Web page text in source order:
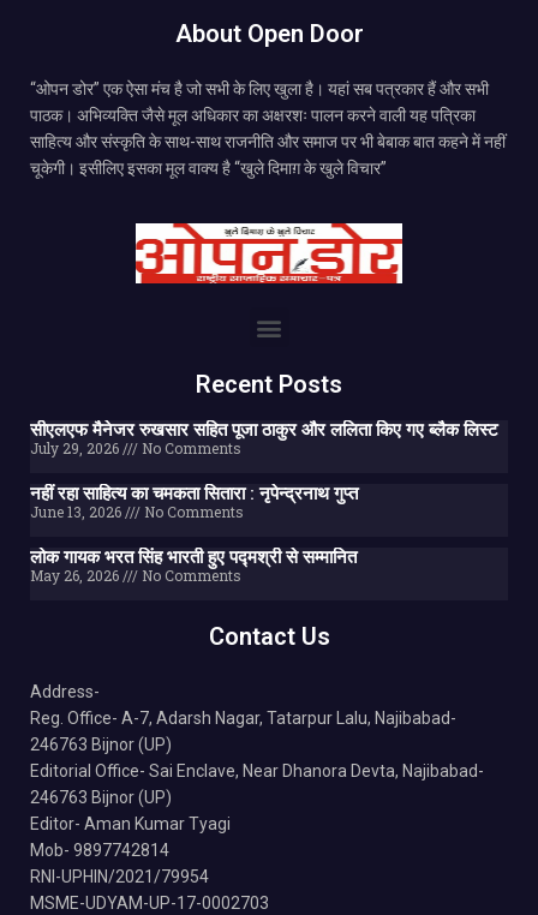
About Open Door
“ओपन डोर” एक ऐसा मंच है जो सभी के लिए खुला है। यहां सब पत्रकार हैं और सभी
पाठक। अभिव्यक्ति जैसे मूल अधिकार का अक्षरशः पालन करने वाली यह पत्रिका
साहित्य और संस्कृति के साथ-साथ राजनीति और समाज पर भी बेबाक बात कहने में नहीं
चूकेगी। इसीलिए इसका मूल वाक्य है “खुले दिमाग़ के खुले विचार”
Recent Posts
सीएलएफ मैनेजर रुखसार सहित पूजा ठाकुर और ललिता किए गए ब्लैक लिस्ट
July 29, 2026 No Comments
नहीं रहा साहित्य का चमकता सितारा : नृपेन्द्रनाथ गुप्त
June 13, 2026 No Comments
लोक गायक भरत सिंह भारती हुए पद्मश्री से सम्मानित
May 26, 2026 No Comments
Contact Us
Address-
Reg. Office- A-7, Adarsh Nagar, Tatarpur Lalu, Najibabad-
246763 Bijnor (UP)
Editorial Office- Sai Enclave, Near Dhanora Devta, Najibabad-
246763 Bijnor (UP)
Editor- Aman Kumar Tyagi
Mob- 9897742814
RNI-UPHIN/2021/79954
MSME-UDYAM-UP-17-0002703